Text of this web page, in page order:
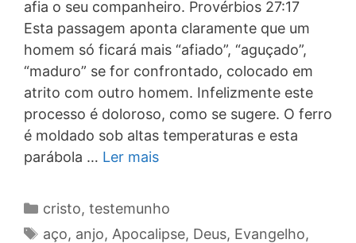
afia o seu companheiro. Provérbios 27:17
Esta passagem aponta claramente que um
homem só ficará mais “afiado”, “aguçado”,
“maduro” se for confrontado, colocado em
atrito com outro homem. Infelizmente este
processo é doloroso, como se sugere. O ferro
é moldado sob altas temperaturas e esta
parábola … Ler mais
Categorias
cristo, testemunho
Tags
aço, anjo, Apocalipse, Deus, Evangelho,